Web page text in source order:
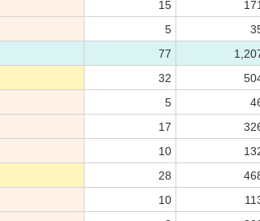
15
5
77
32
5
17
10
28
10